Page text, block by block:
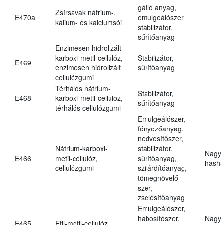
E470a
Zsírsavak nátrium-,
kálium- és kalciumsói
gátló anyag,
emulgeálószer,
stabilizátor,
sűrítőanyag
E469
Enzimesen hidrolizált
karboxi-metil-cellulóz,
enzimesen hidrolizált
cellulózgumi
Stabilizátor,
sűrítőanyag
E468
Térhálós nátrium-
karboxi-metil-cellulóz,
térhálós cellulózgumi
Stabilizátor,
sűrítőanyag
E466
Nátrium-karboxi-
metil-cellulóz,
cellulózgumi
Emulgeálószer,
fényezőanyag,
nedvesítőszer,
stabilizátor,
sűrítőanyag,
szilárdítóanyag,
tömegnövelő
szer,
zselésítőanyag
E465 Etil-metil-cellulóz
Emulgeálószer,
habosítószer,